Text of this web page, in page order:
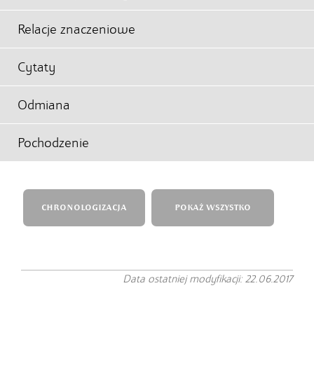
Relacje znaczeniowe
Cytaty
Odmiana
Pochodzenie
CHRONOLOGIZACJA POKAŻ WSZYSTKO
Data ostatniej modyfikacji: 22.06.2017